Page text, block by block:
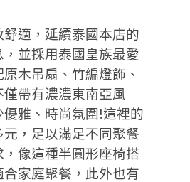
適，延續泰國本店的
並採用泰國皇族最愛
木吊扇、竹編燈飾、
帶有濃濃東南亞風
雅、時尚氛圍!這裡的
，足以滿足不同聚餐
像這種半圓形座椅搭
家庭聚餐，此外也有